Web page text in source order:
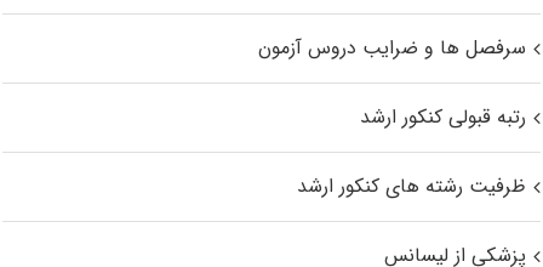
سرفصل ها و ضرایب دروس آزمون
رتبه قبولی کنکور ارشد
ظرفیت رشته های کنکور ارشد
پزشکی از لیسانس